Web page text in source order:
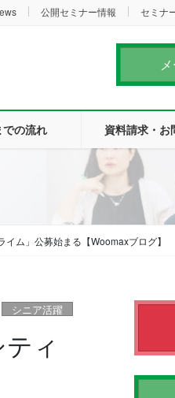
公開セミナー情報 セミナ
の流れ 資料請求・お
ム」公募始まる【Woomaxブログ】
シニア活躍
ィ